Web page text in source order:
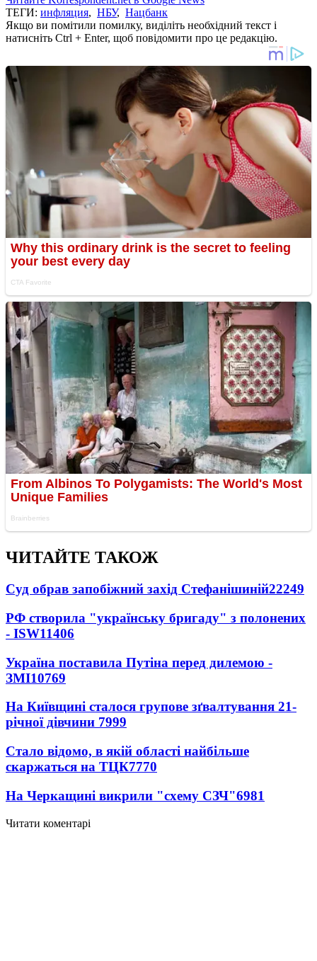
ТЕГИ: инфляция, НБУ, Нацбанк
Якщо ви помітили помилку, виділіть необхідний текст і
натисніть Ctrl + Enter, щоб повідомити про це редакцію.
ЧИТАЙТЕ ТАКОЖ
Суд обрав запобіжний захід Стефанішиній22249
РФ створила "українську бригаду" з полонених
- ISW11406
Україна поставила Путіна перед дилемою -
ЗМІ10769
На Київщині сталося групове зґвалтування 21-
річної дівчини 7999
Стало відомо, в якій області найбільше
скаржаться на ТЦК7770
На Черкащині викрили "схему СЗЧ"6981
Читати коментарі